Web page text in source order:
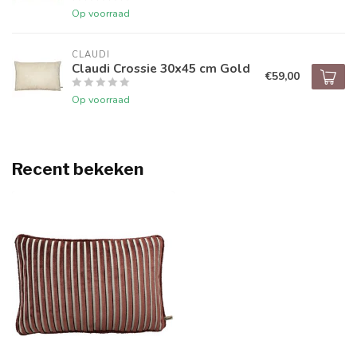
Op voorraad
CLAUDI
Claudi Crossie 30x45 cm Gold
Op voorraad
€59,00
Recent bekeken